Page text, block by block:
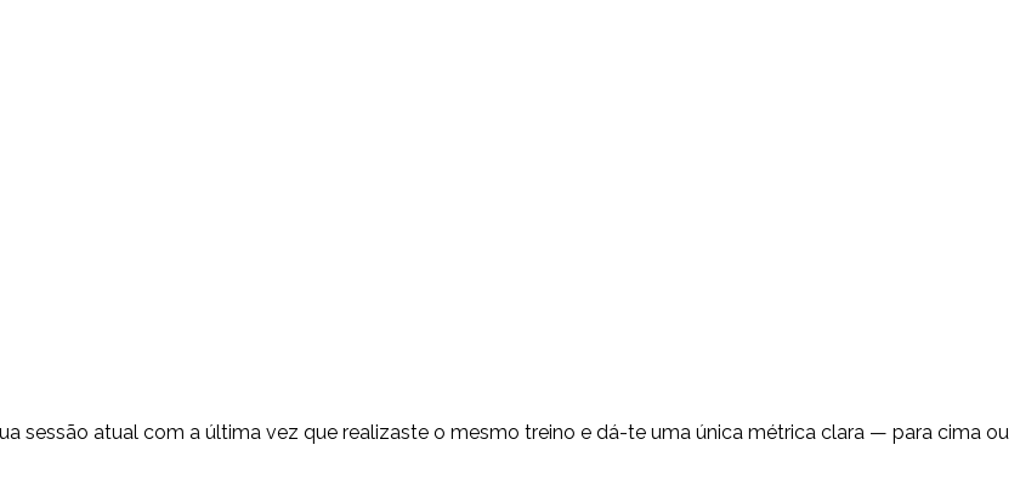
sessão atual com a última vez que realizaste o mesmo treino e dá-te uma única métrica clara — para cima ou